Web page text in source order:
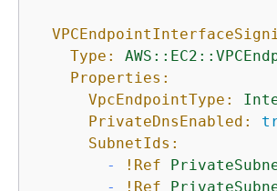
Type:
Properties:
VpcEndpointType:
PrivateDnsEnabled:
SubnetIds:
-
!Ref
-
!Ref